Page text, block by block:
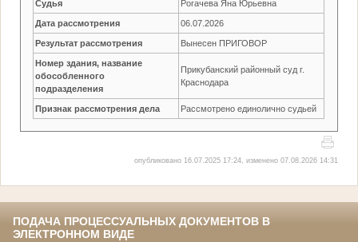
Судья Рогачева Яна Юрьевна
Дата рассмотрения 06.07.2026
Результат рассмотрения Вынесен ПРИГОВОР
Номер здания, название
обособленного
подразделения
Прикубанский районный суд г.
Краснодара
Признак рассмотрения дела Рассмотрено единолично судьей
опубликовано 16.07.2025 17:24, изменено 07.08.2026 14:31
ПОДАЧА ПРОЦЕССУАЛЬНЫХ ДОКУМЕНТОВ В
ЭЛЕКТРОННОМ ВИДЕ